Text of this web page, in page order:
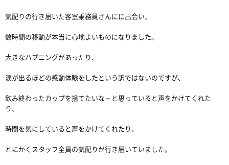
気配りの行き届いた客室乗務員さんにに出会い、
数時間の移動が本当に心地よいものになりました。
大きなハプニングがあったり、
涙が出るほどの感動体験をしたという訳ではないのですが、
飲み終わったカップを捨てたいな～と思っていると声をかけてくれた
り、
時間を気にしていると声をかけてくれたり、
とにかくスタッフ全員の気配りが行き届いていました。